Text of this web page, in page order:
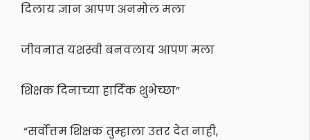
दिलाय ज्ञान आपण अनमोल मला
जीवनात यशस्वी बनवलाय आपण मला
शिक्षक दिनाच्या हार्दिक शुभेच्छा”
“सर्वोत्तम शिक्षक तुम्हाला उत्तर देत नाही,